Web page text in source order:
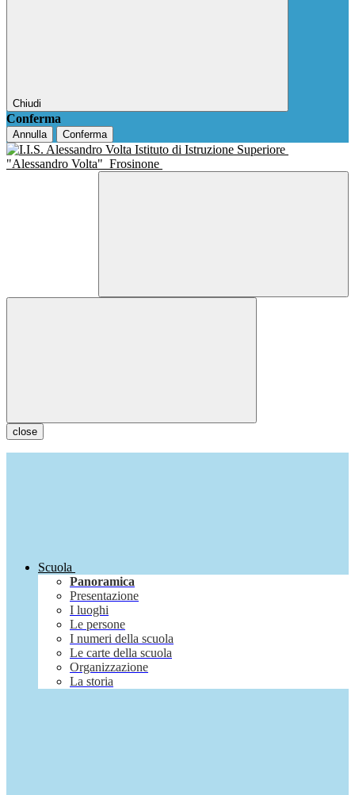
Chiudi
Conferma
Annulla Conferma
Istituto di Istruzione Superiore
"Alessandro Volta" Frosinone
close
Scuola
Panoramica
Presentazione
I luoghi
Le persone
I numeri della scuola
Le carte della scuola
Organizzazione
La storia